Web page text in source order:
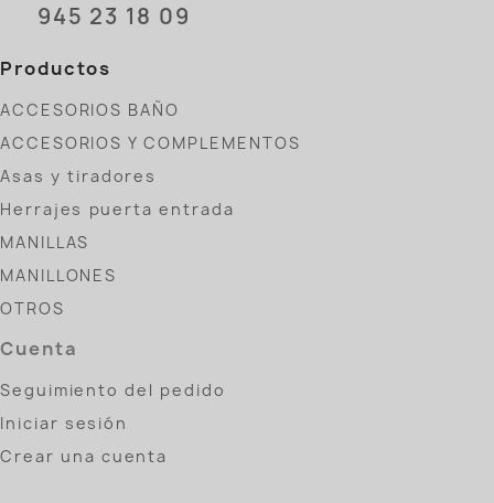
945 23 18 09
Productos
ACCESORIOS BAÑO
ACCESORIOS Y COMPLEMENTOS
Asas y tiradores
Herrajes puerta entrada
MANILLAS
MANILLONES
OTROS
Cuenta
Seguimiento del pedido
Iniciar sesión
Crear una cuenta